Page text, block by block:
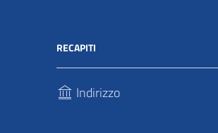
RECAPITI
Indirizzo